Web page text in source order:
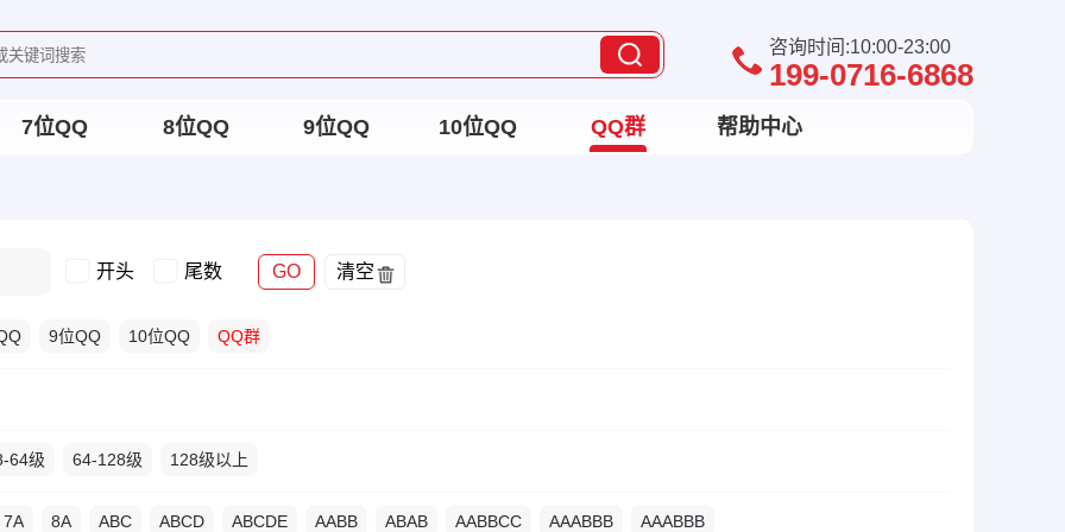
咨询时间:10:00-23:00
199-0716-6868
7位QQ 8位QQ 9位QQ 10位QQ QQ群 帮助中心
开头 尾数 GO 清空
9位QQ 10位QQ QQ群
64级 64-128级 128级以上
7A 8A ABC ABCD ABCDE AABB ABAB AABBCC AAABBB AAABBB